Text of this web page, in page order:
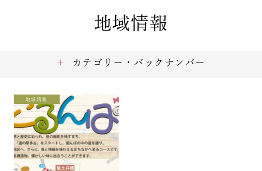
地域情報
地域情報
カテゴリー・バックナンバー